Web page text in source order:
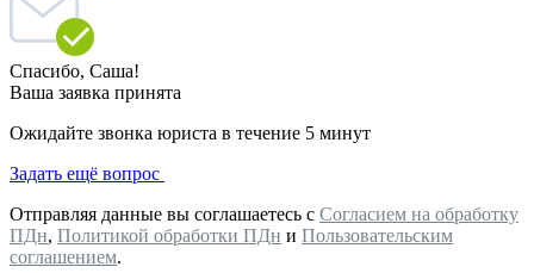
Спасибо, Саша!
Ваша заявка принята
Ожидайте звонка юриста в течение 5 минут
Задать ещё вопрос
Отправляя данные вы соглашаетесь с Согласием на обработку
ПДн, Политикой обработки ПДн и Пользовательским
соглашением.